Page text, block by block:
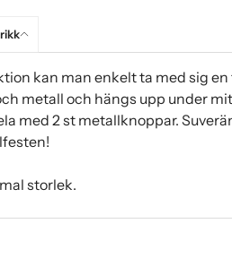
kan man enkelt ta med sig
metall och hängs upp under
med 2 st metallknoppar.
storlek.